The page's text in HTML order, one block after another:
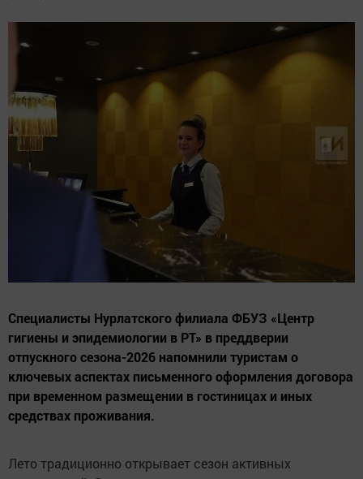
Специалисты Нурлатского филиала ФБУЗ «Центр
гигиены и эпидемиологии в РТ» в преддверии
отпускного сезона-2026 напомнили туристам о
ключевых аспектах письменного оформления договора
при временном размещении в гостиницах и иных
средствах проживания.
Лето традиционно открывает сезон активных